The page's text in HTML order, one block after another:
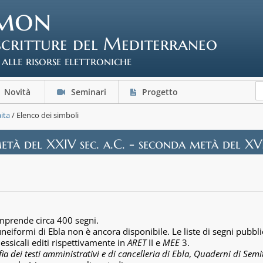
del Mediterraneo
risorse elettroniche
Novità Seminari Progetto
/ Elenco dei simboli
del XXIV sec. a.C. - seconda metà del
circa 400 segni.
di Ebla non è ancora disponibile. Le liste di segni
editi rispettivamente inARETII e MEE3.
dei testi amministrativi e di cancelleria di Ebla, Quaderni di